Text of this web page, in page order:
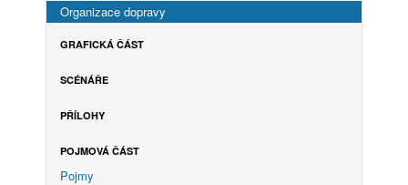
Organizace dopravy
GRAFICKÁ ČÁST
SCÉNÁŘE
PŘÍLOHY
POJMOVÁ ČÁST
Pojmy